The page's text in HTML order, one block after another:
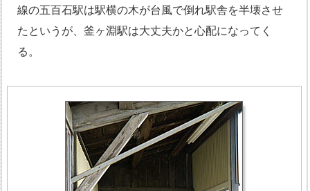
線の五百石駅は駅横の木が台風で倒れ駅舎を半壊させ
たというが、釜ヶ淵駅は大丈夫かと心配になってく
る。